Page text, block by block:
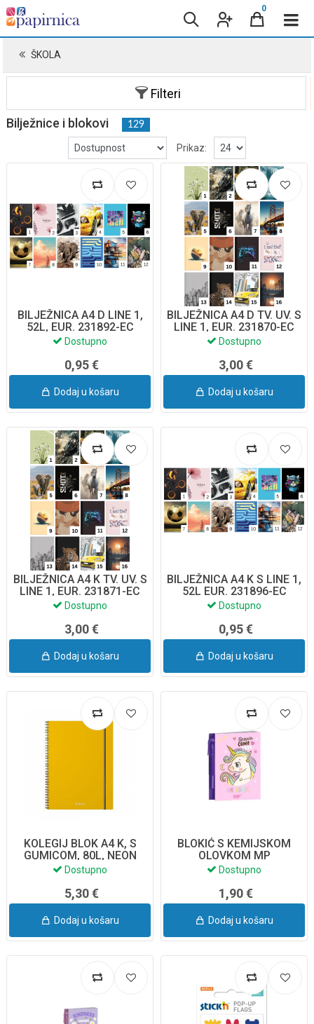
0
ŠKOLA
Filteri
Bilježnice i blokovi 129
Prikaz:
BILJEŽNICA A4 D LINE 1,
52L, EUR. 231892-EC
Dostupno
0,95 €
Dodaj u košaru
BILJEŽNICA A4 D TV. UV. S
LINE 1, EUR. 231870-EC
Dostupno
3,00 €
Dodaj u košaru
BILJEŽNICA A4 K TV. UV. S
LINE 1, EUR. 231871-EC
Dostupno
3,00 €
Dodaj u košaru
BILJEŽNICA A4 K S LINE 1,
52L EUR. 231896-EC
Dostupno
0,95 €
Dodaj u košaru
KOLEGIJ BLOK A4 K, S
GUMICOM, 80L, NEON
50652 ERICH KRAUSE
Dostupno
5,30 €
Dodaj u košaru
BLOKIĆ S KEMIJSKOM
OLOVKOM MP
Dostupno
1,90 €
Dodaj u košaru